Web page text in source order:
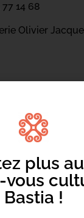
14 68
Olivier
plus
vous
Bastia !